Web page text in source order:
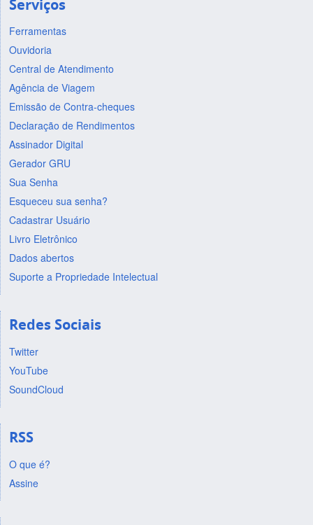
Serviços
Ferramentas
Ouvidoria
Central de Atendimento
Agência de Viagem
Emissão de Contra-cheques
Declaração de Rendimentos
Assinador Digital
Gerador GRU
Sua Senha
Esqueceu sua senha?
Cadastrar Usuário
Livro Eletrônico
Dados abertos
Suporte a Propriedade Intelectual
Redes Sociais
Twitter
YouTube
SoundCloud
RSS
O que é?
Assine